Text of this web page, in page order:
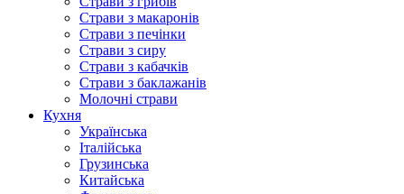
Страви з макаронів
Страви з печінки
Страви з сиру
Страви з кабачків
Страви з баклажанів
Молочні страви
Кухня
Українська
Італійська
Грузинська
Китайська